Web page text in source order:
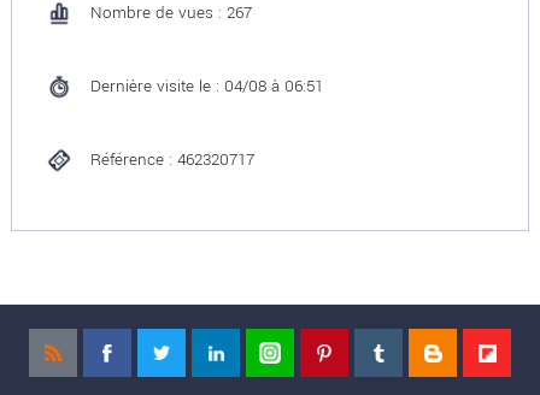
Nombre de vues : 267
Dernière visite le : 04/08 à 06:51
Référence : 462320717